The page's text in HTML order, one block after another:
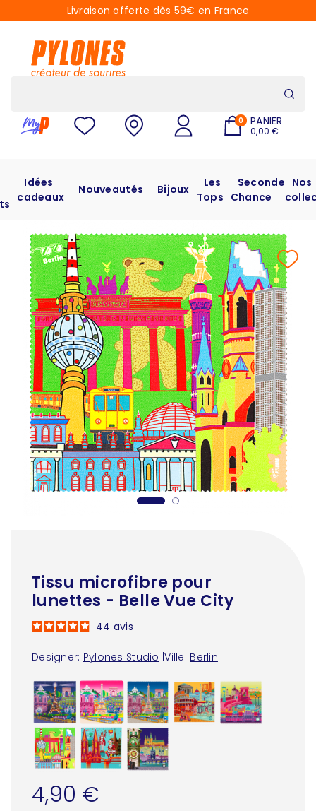
Livraison offerte dès 59€ en France
0 PANIER
0,00 €
Idées
cadeaux
Nouveautés Bijoux
Les
Tops
Seconde
Chance
Nos
Tissu microfibre pour
lunettes - Belle Vue City
Designer: Pylones Studio |Ville: Berlin
44 avis
4,90 €